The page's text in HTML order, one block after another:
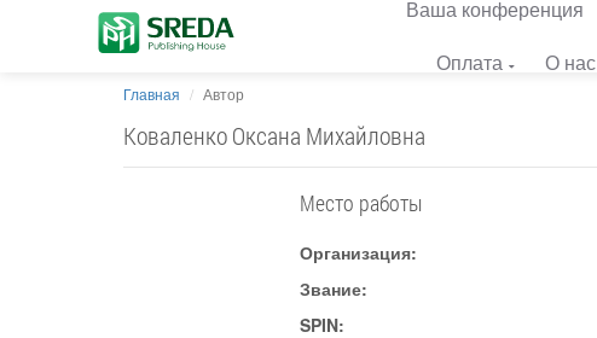
Ваша конференция
Оплата
О нас
Главная Автор
Коваленко Оксана Михайловна
Место работы
Организация:
Звание:
SPIN: